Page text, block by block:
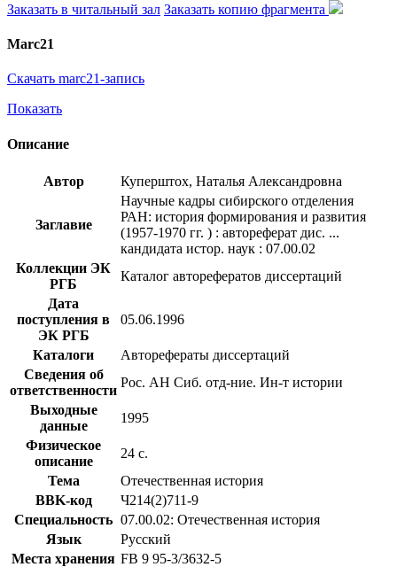
Заказать в читальный зал Заказать копию фрагмента
Marc21
Скачать marc21-запись
Показать
Описание
Автор Куперштох, Наталья Александровна
Заглавие
Научные кадры сибирского отделения
РАН: история формирования и развития
(1957-1970 гг. ) : автореферат дис. ...
кандидата истор. наук : 07.00.02
Коллекции ЭК
РГБ
Каталог авторефератов диссертаций
Дата
поступления в
ЭК РГБ
05.06.1996
Каталоги
Авторефераты диссертаций
Сведения об
ответственности
Рос. АН Сиб. отд-ние. Ин-т истории
Выходные
данные
1995
Физическое
описание
24 с.
Тема
Отечественная история
BBK-код
Ч214(2)711-9
Специальность 07.00.02: Отечественная история
Язык
Русский
Места хранения FB 9 95-3/3632-5